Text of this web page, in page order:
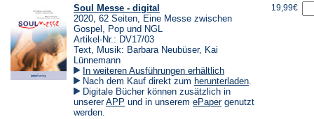
Soul Messe - digital
2020, 62 Seiten, Eine Messe zwischen
Gospel, Pop und NGL
Artikel-Nr.: DV17/03
Text, Musik: Barbara Neubüser, Kai
Lünnemann
In weiteren Ausführungen erhältlich
Nach dem Kauf direkt zum herunterladen(Öffnet
einem
.
Digitale Bücher können zusätzlich in
unsererAPP (Öffnet
und in unserem ePaper(Öffnet
genutzt
werden.
19,99€